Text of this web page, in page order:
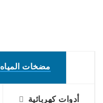
مضخات المياه
أدوات كهربائية